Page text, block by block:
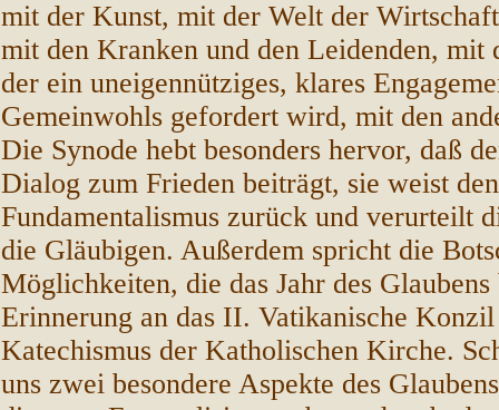
mit der Kunst, mit der Welt der
mit den Kranken und den Leidenden, mit
der ein uneigennütziges, klares
Gemeinwohls gefordert wird, mit den
Die Synode hebt besonders hervor, daß
Dialog zum Frieden beiträgt, sie weist den
Fundamentalismus zurück und verurteilt
die Gläubigen. Außerdem spricht die
Möglichkeiten, die das Jahr des
Erinnerung an das II. Vatikanische
Katechismus der Katholischen Kirche.
uns zwei besondere Aspekte des